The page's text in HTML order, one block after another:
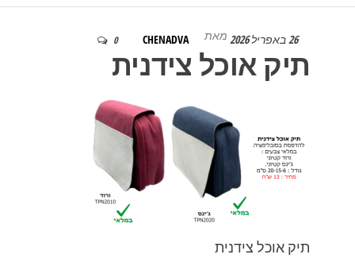
26 באפריל 2026 מאת CHENADVA
0
תיק אוכל צידנית
תיק אוכל צידנית